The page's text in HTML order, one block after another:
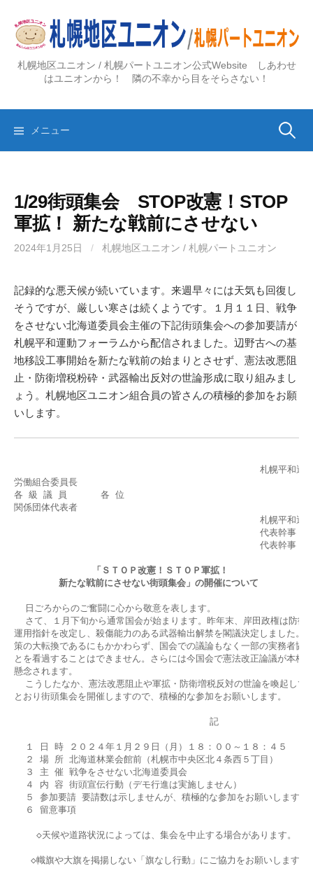
ス
札幌地区ユニオン / 札幌パートユニオン公式Website しあわせ
はユニオンから！ 隣の不幸から目をそらさない！
メニュー 検
1/29街頭集会 STOP改憲！STOP
軍拡！ 新たな戦前にさせない
2024年1月25日 / 札幌地区ユニオン / 札幌パートユニオン
記録的な悪天候が続いています。来週早々には天気も回復し
そうですが、厳しい寒さは続くようです。１月１１日、戦争
をさせない北海道委員会主催の下記街頭集会への参加要請が
札幌平和運動フォーラムから配信されました。辺野古への基
地移設工事開始を新たな戦前の始まりとさせず、憲法改悪阻
止・防衛増税粉砕・武器輸出反対の世論形成に取り組みまし
ょう。札幌地区ユニオン組合員の皆さんの積極的参加をお願
いします。
札幌平和運動
労働組合委員長
各 級 議 員      各 位
関係団体代表者
札幌平和運動
代表幹事 武
代表幹事 館
「ＳＴＯＰ改憲！ＳＴＯＰ軍拡！
        新たな戦前にさせない街頭集会」の開催について
  日ごろからのご奮闘に心から敬意を表します。
さて、１月下旬から通常国会が始まります。昨年末、岸田政権は防衛
運用指針を改定し、殺傷能力のある武器輸出解禁を閣議決定しました。
策の大転換であるにもかかわらず、国会での議論もなく一部の実務者協
とを看過することはできません。さらには今国会で憲法改正論議が本格
懸念されます。
こうしたなか、憲法改悪阻止や軍拡・防衛増税反対の世論を喚起して
とおり街頭集会を開催しますので、積極的な参加をお願いします。
                                   記
  １ 日 時 ２０２４年１月２９日（月）１８：００～１８：４５
  ２ 場 所 北海道林業会館前（札幌市中央区北４条西５丁目）
  ３ 主 催 戦争をさせない北海道委員会
  ４ 内 容 街頭宣伝行動（デモ行進は実施しません）
  ５ 参加要請 要請数は示しませんが、積極的な参加をお願いします。
  ６ 留意事項
    ◇天候や道路状況によっては、集会を中止する場合があります。
   ◇幟旗や大旗を掲揚しない「旗なし行動」にご協力をお願いします。